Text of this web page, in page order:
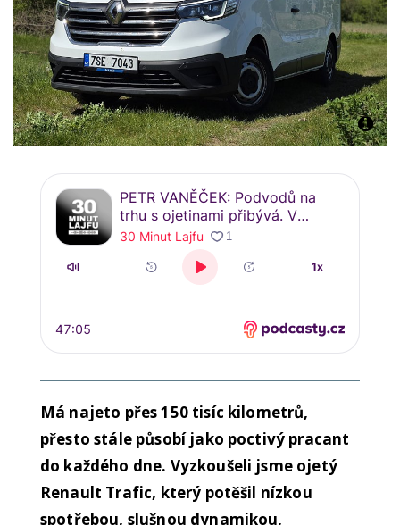
Má najeto přes 150 tisíc kilometrů,
přesto stále působí jako poctivý pracant
do každého dne. Vyzkoušeli jsme ojetý
Renault Trafic, který potěšil nízkou
spotřebou, slušnou dynamikou,